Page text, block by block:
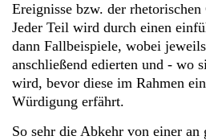
Ereignisse bzw. der
Jeder Teil wird durch einen
dann Fallbeispiele, wobei
anschließend edierten und - wo
wird, bevor diese im Rahmen
Würdigung erfährt.
So sehr die Abkehr von einer an